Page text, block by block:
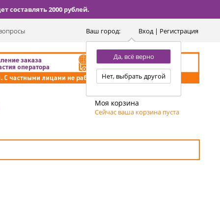
составлять 2000 рублей.
Ваш город:
Да, всё верно
Нет, выбрать другой
Вход | Регистрация
Моя корзина
Сейчас ваша корзина пуста